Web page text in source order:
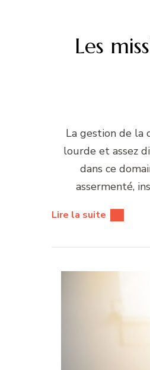
Les
La gestion de la
lourde et assez
dans ce
assermenté,
Lire la suite